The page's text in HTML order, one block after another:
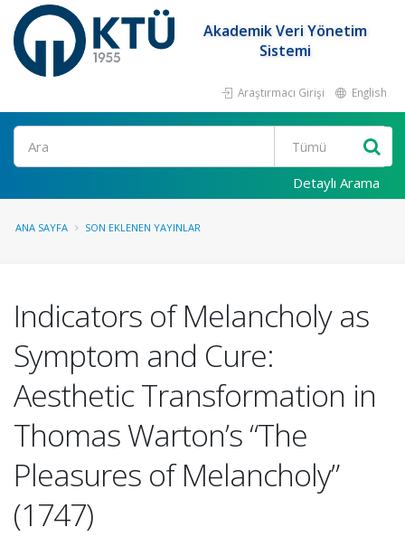
Akademik Veri Yönetim
Sistemi
Araştırmacı Girişi English
Ara
Detaylı Arama
ANA SAYFA SON EKLENEN YAYINLAR
Indicators of Melancholy as
Symptom and Cure:
Aesthetic Transformation in
Thomas Warton’s “The
Pleasures of Melancholy”
(1747)